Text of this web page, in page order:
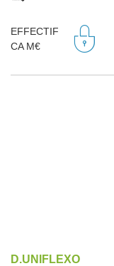
EFFECTIF
CA M€
D.UNIFLEXO